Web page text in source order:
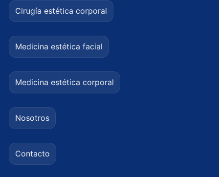
Cirugía estética corporal
Medicina estética facial
Medicina estética corporal
Nosotros
Contacto